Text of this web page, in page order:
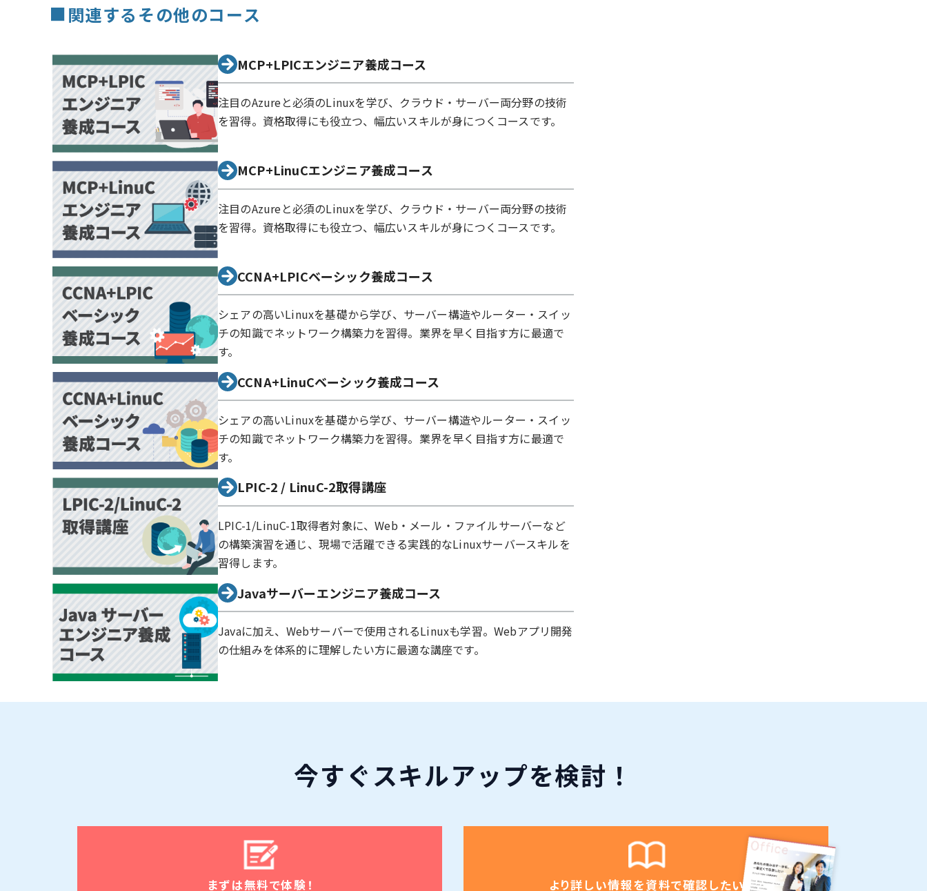
■関連するその他のコース
MCP+LPICエンジニア養成コース
注目のAzureと必須のLinuxを学び、クラウド・サーバー両分野の技術
を習得。資格取得にも役立つ、幅広いスキルが身につくコースです。
MCP+LinuCエンジニア養成コース
注目のAzureと必須のLinuxを学び、クラウド・サーバー両分野の技術
を習得。資格取得にも役立つ、幅広いスキルが身につくコースです。
CCNA+LPICベーシック養成コース
シェアの高いLinuxを基礎から学び、サーバー構造やルーター・スイッ
チの知識でネットワーク構築力を習得。業界を早く目指す方に最適で
す。
CCNA+LinuCベーシック養成コース
シェアの高いLinuxを基礎から学び、サーバー構造やルーター・スイッ
チの知識でネットワーク構築力を習得。業界を早く目指す方に最適で
す。
LPIC-2 / LinuC-2取得講座
LPIC-1/LinuC-1取得者対象に、Web・メール・ファイルサーバーなど
の構築演習を通じ、現場で活躍できる実践的なLinuxサーバースキルを
習得します。
Javaサーバーエンジニア養成コース
Javaに加え、Webサーバーで使用されるLinuxも学習。Webアプリ開発
の仕組みを体系的に理解したい方に最適な講座です。
今すぐスキルアップを検討！
まずは無料で体験！ より詳しい情報を資料で確認したい